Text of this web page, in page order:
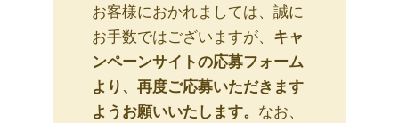
お客様におかれましては、誠に
お手数ではございますが、 キャ
ンペーンサイトの応募フォーム
より、再度ご応募いただきます
ようお願いいたします。 なお、